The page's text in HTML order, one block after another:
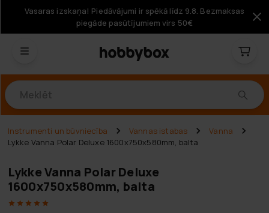
Vasaras izskaņa! Piedāvājumi ir spēkā līdz 9.8. Bezmaksas
piegāde pasūtījumiem virs 50€
Instrumenti un būvniecība Vannas istabas
Vanna
Lykke Vanna Polar Deluxe 1600x750x580mm, balta
Lykke Vanna Polar Deluxe
1600x750x580mm, balta